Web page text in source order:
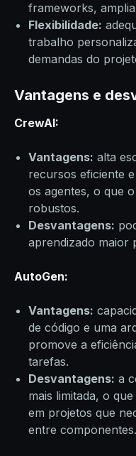
frameworks,
Flexibilidade:
trabalho
demandas do
Vantagens e
CrewAI:
Vantagens: alta
recursos eficiente
os agentes, o que
robustos.
Desvantagens:
aprendizado maior
AutoGen:
Vantagens:
de código e uma
promove a
tarefas.
Desvantagens: a
mais limitada, o
em projetos que
entre componentes.